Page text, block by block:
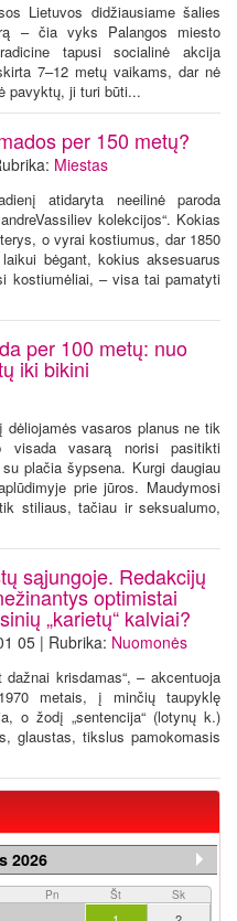
Lietuvos didžiausiame šalies
– čia vyks Palangos miesto
tapusi socialinė akcija
7–12 metų vaikams, dar nė
pavyktų, ji turi būti...
per 150 metų?
Miestas
atidaryta neeilinė paroda
kolekcijos“. Kokias
o vyrai kostiumus, dar 1850
bėgant, kokius aksesuarus
kostiumėliai, – visa tai pamatyti
per 100 metų: nuo
iki bikini
vasaros planus ne tik
vasarą norisi pasitikti
plačia šypsena. Kurgi daugiau
prie jūros. Maudymosi
stiliaus, tačiau ir seksualumo,
sąjungoje. Redakcijų
optimistai
„karietų“ kalviai?
05 | Rubrika: Nuomonės
krisdamas“, – akcentuoja
metais, į minčių taupyklę
o žodį „sentencija“ (lotynų k.)
glaustas, tikslus pamokomasis
2026
Pn Št Sk